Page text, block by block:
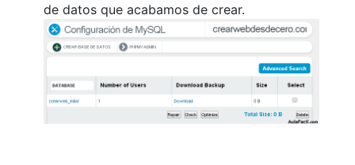
de datos que acabamos de crear.